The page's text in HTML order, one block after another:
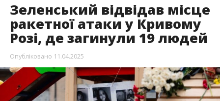
Зеленський відвідав місце
ракетної атаки у Кривому
Розі, де загинули 19 людей
Опубліковано 11.04.2025